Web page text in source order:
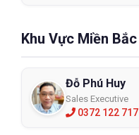
Khu Vực Miền Bắc
Đỗ Phú Huy
Sales Executive
0372 122 717